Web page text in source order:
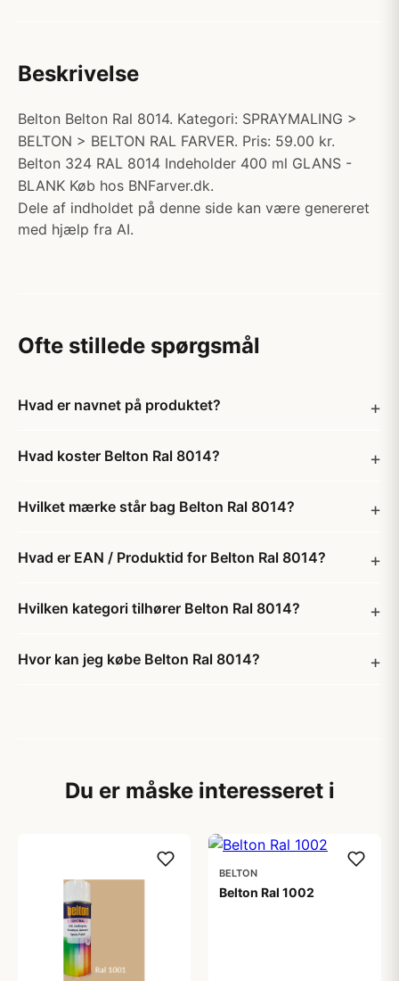
Beskrivelse
Belton Belton Ral 8014. Kategori: SPRAYMALING >
BELTON > BELTON RAL FARVER. Pris: 59.00 kr.
Belton 324 RAL 8014 Indeholder 400 ml GLANS -
BLANK Køb hos BNFarver.dk.
Dele af indholdet på denne side kan være genereret
med hjælp fra AI.
Ofte stillede spørgsmål
Hvad er navnet på produktet?
Hvad koster Belton Ral 8014?
Hvilket mærke står bag Belton Ral 8014?
Hvad er EAN / Produktid for Belton Ral 8014?
Hvilken kategori tilhører Belton Ral 8014?
Hvor kan jeg købe Belton Ral 8014?
Du er måske interesseret i
BELTON
Belton Ral 1002